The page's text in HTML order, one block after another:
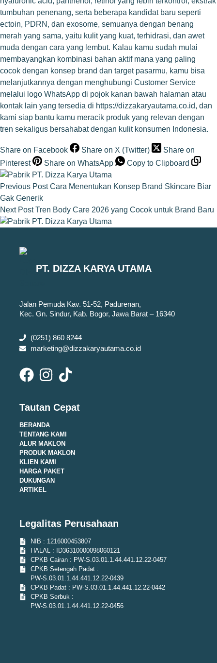
tumbuhan penenang, serta beberapa kandidat baru seperti
ectoin, PDRN, dan exosome, semuanya dengan benang
merah yang sama, yaitu kulit yang kuat, terhidrasi, dan awet
muda dengan cara yang lembut. Kalau kamu sudah mulai
membayangkan kombinasi bahan aktif mana yang paling
cocok dengan konsep brand dan target pasarmu, kamu bisa
melanjutkannya dengan menghubungi Customer Service
melalui logo WhatsApp di pojok kanan bawah halaman atau
kontak lain yang tersedia di https://dizzakaryautama.co.id, dan
kami siap bantu kamu meracik produk yang relevan dengan
tren sekaligus bersahabat dengan kulit konsumen Indonesia.
Share on Facebook Share on X (Twitter)
Share on
Pinterest
Share on WhatsApp Copy to Clipboard
Previous Post Cara Menentukan Konsep Brand Skincare Biar
Gak Generik
Next Post Tren Body Care 2026 yang Cocok untuk Brand Baru
PT. DIZZA KARYA UTAMA
Jalan Pemuda Kav. 51-52, Padurenan,
Kec. Gn. Sindur, Kab. Bogor, Jawa Barat – 16340
(0251) 860 8244
marketing@dizzakaryautama.co.id
Tautan Cepat
BERANDA
TENTANG KAMI
ALUR MAKLON
PRODUK MAKLON
KLIEN KAMI
HARGA PAKET
DUKUNGAN
ARTIKEL
Legalitas Perusahaan
NIB : 1216000453807
HALAL : ID36310000098060121
CPKB Cairan : PW-S.03.01.1.44.441.12.22-0457
CPKB Setengah Padat :
PW-S.03.01.1.44.441.12.22-0439
CPKB Padat : PW-S.03.01.1.44.441.12.22-0442
CPKB Serbuk :
PW-S.03.01.1.44.441.12.22-0456